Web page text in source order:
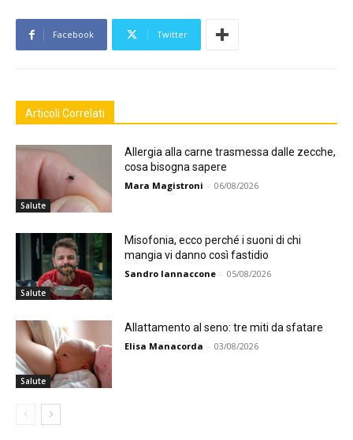
Facebook Twitter
Articoli Correlati
Salute
Allergia alla carne trasmessa dalle zecche,
cosa bisogna sapere
Mara Magistroni - 06/08/2026
Salute
Misofonia, ecco perché i suoni di chi
mangia vi danno così fastidio
Sandro Iannaccone - 05/08/2026
Salute
Allattamento al seno: tre miti da sfatare
Elisa Manacorda - 03/08/2026